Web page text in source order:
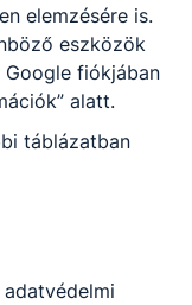
elemzésére is.
eszközök
fiókjában
alatt.
táblázatban